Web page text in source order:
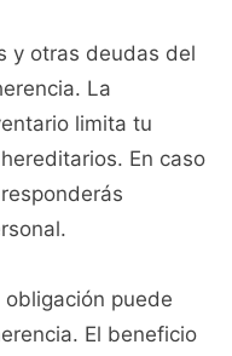
y otras deudas del
La
limita tu
En caso
puede
El beneficio